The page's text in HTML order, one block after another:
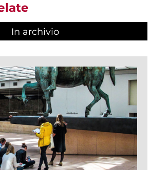
In archivio